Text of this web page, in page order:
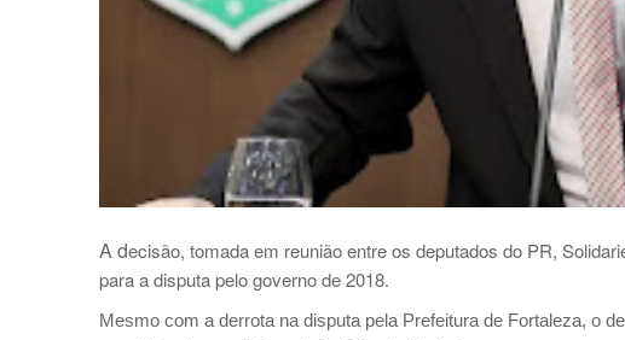
A decisão, tomada em reunião entre os deputados do PR,
para a disputa pelo governo de 2018.
Mesmo com a derrota na disputa pela Prefeitura de Fortaleza, o